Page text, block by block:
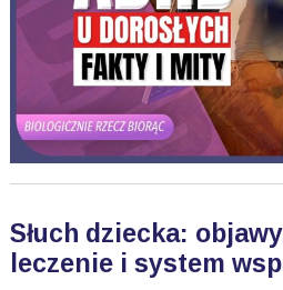
Słuch dziecka:
leczenie i system